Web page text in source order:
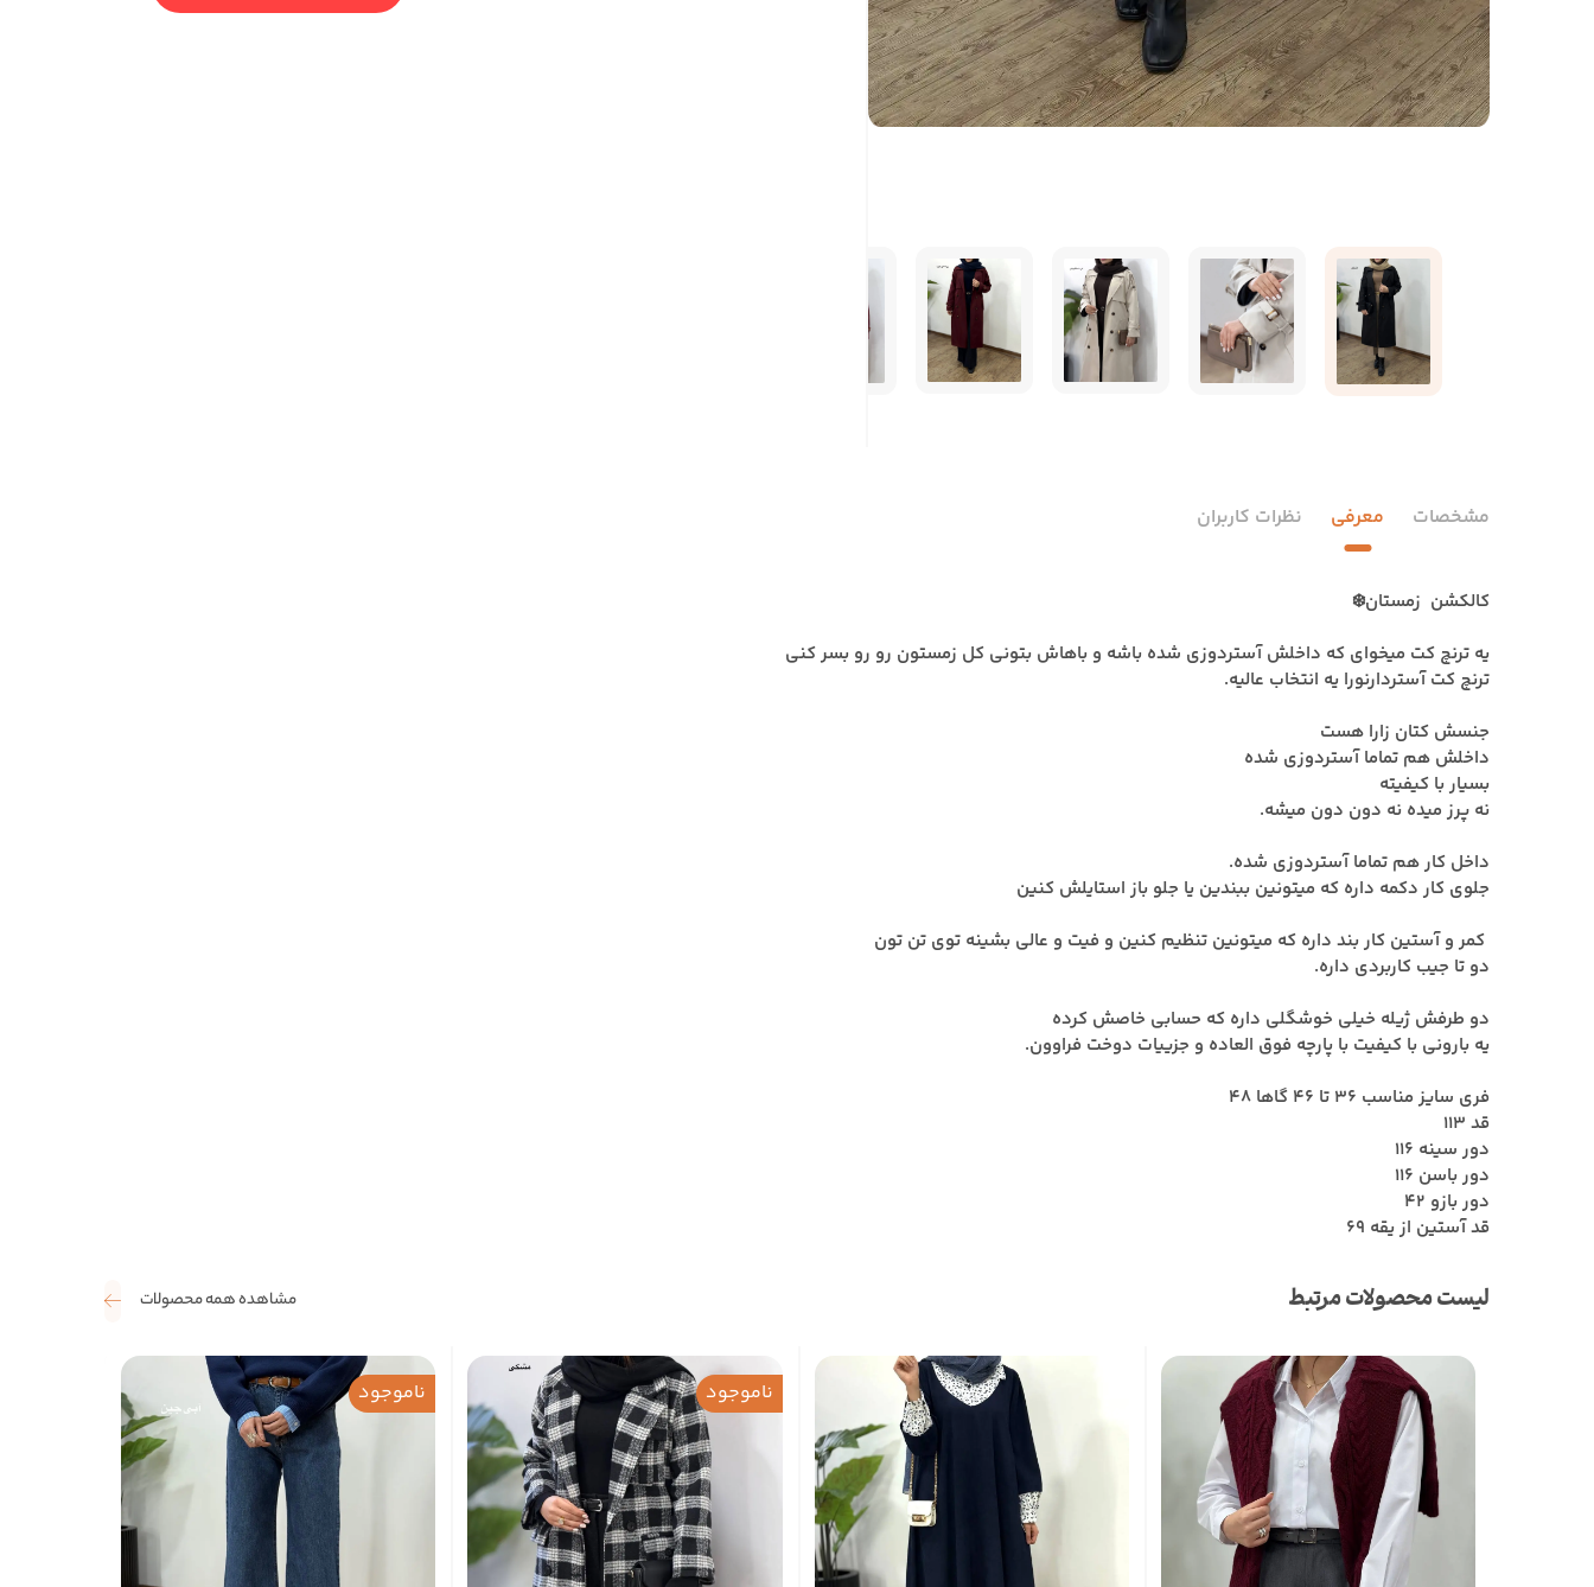
مشخصات معرفی نظرات کاربران
کالکشن زمستان❄️
یه ترنچ کت میخوای که داخلش آستردوزی شده باشه و باهاش بتونی کل زمستون رو رو بسر کنی
ترنچ کت آستردارنورا یه انتخاب عالیه.
جنسش کتان زارا هست
داخلش هم تماما آستردوزی شده
بسیار با کیفیته
نه پرز میده نه دون دون میشه.
داخل کار هم تماما آستردوزی شده.
جلوی کار دکمه داره که میتونین ببندین یا جلو باز استایلش کنین
کمر و آستین کار بند داره که میتونین تنظیم کنین و فیت و عالی بشینه توی تن تون
دو تا جیب کاربردی داره.
دو طرفش ژیله خیلی خوشگلی داره که حسابی خاصش کرده
یه بارونی با کیفیت با پارچه فوق العاده و جزییات دوخت فراوون.
فری سایز مناسب ۳۶ تا ۴۶ گاها ۴۸
قد 113
دور سینه 116
دور باسن 116
دور بازو 42
قد آستین از یقه 69
لیست محصولات مرتبط مشاهده همه محصولات
ناموجود ناموجود